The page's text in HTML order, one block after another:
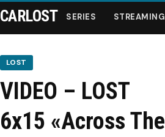
Series
Streaming
CARLOST SERIES STREAMING
LOST
VIDEO – LOST
6x15 «Across The